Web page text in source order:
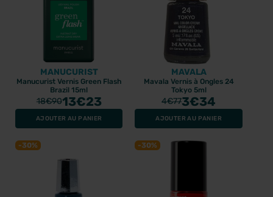
MANUCURIST
Manucurist Vernis Green Flash
Brazil 15ml
18€9013€23
AJOUTER AU PANIER
MAVALA
Mavala Vernis à Ongles 24
Tokyo 5ml
4€773€34
AJOUTER AU PANIER
-30% -30%